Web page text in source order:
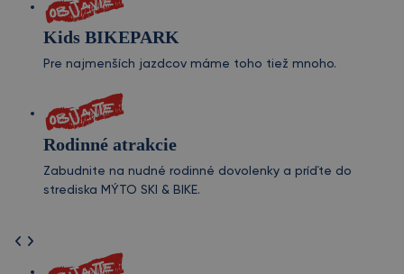
Kids BIKEPARK
Pre najmenších jazdcov máme toho tiež mnoho.
Rodinné atrakcie
Zabudnite na nudné rodinné dovolenky a príďte do
strediska MÝTO SKI & BIKE.